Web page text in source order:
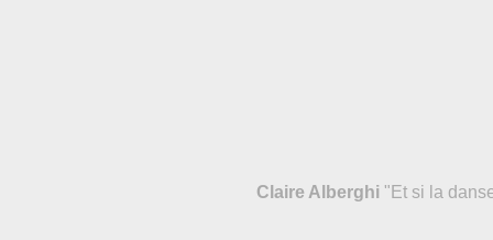
Claire Alberghi "Et si la